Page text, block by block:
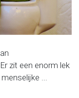
zit een enorm lek
...